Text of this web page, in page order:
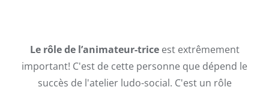
Le rôle de l’animateur-triceest extrêmement
important! C'est de cette personne que dépend le
succès de l'atelier ludo-social. C'est un rôle